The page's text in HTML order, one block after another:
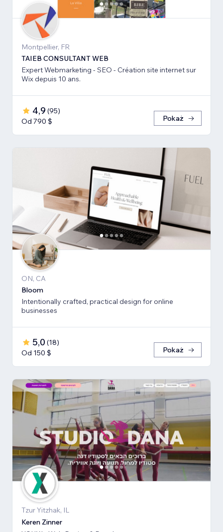
Montpellier, FR
TAIEB CONSULTANT WEB
Expert Webmarketing - SEO - Création site internet sur
Wix depuis 10 ans.
4,9 (95)
Od 790 $
Pokaż
ON, CA
Bloom
Intentionally crafted, practical design for online
businesses
5,0 (18)
Od 150 $
Pokaż
Tzur Yitzhak, IL
Keren Zinner